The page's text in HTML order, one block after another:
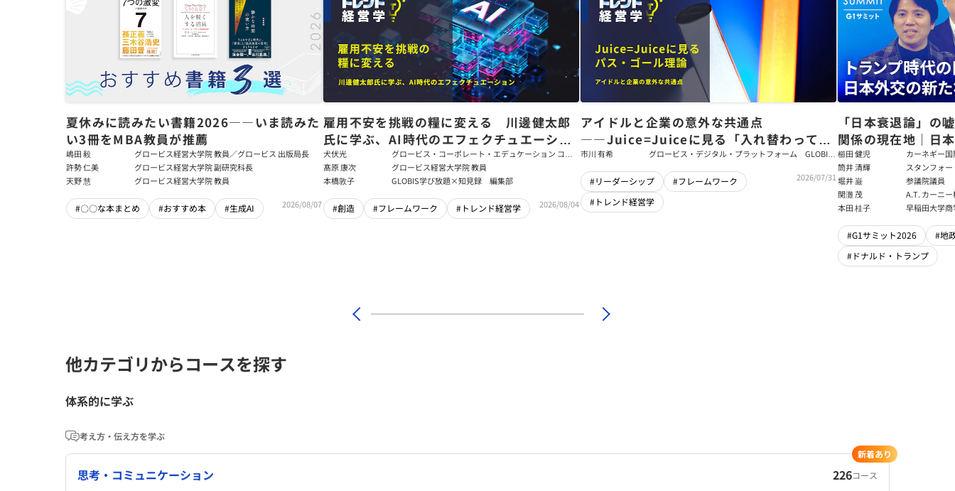
夏休みに読みたい書籍2026――いま読みた
い3冊をMBA教員が推薦
嶋田 毅
グロービス経営大学院 教員／グロービス 出版局長
許勢 仁美
グロービス経営大学院 副研究科長
天野 慧
グロービス経営大学院 教員
#〇〇な本まとめ #おすすめ本 #生成AI 2026/08/07
雇用不安を挑戦の糧に変える 川邊健太郎
氏に学ぶ、AI時代のエフェクチュエーショ
ン
犬伏光
グロービス・コーポレート・エデュケーション コー
ポレート・ソリューション・チーム コンサルタント
髙原 康次
グロービス経営大学院 教員
本橋敦子
GLOBIS学び放題×知見録 編集部
#創造 #フレームワーク #トレンド経営学 2026/08/04
アイドルと企業の意外な共通点
――Juice=Juiceに見る「入れ替わっても
強いチーム」をつくるパス・ゴール理論
市川 有希
グロービス・デジタル・プラットフォーム GLOBIS
#リーダーシップ
#フレームワーク
#トレンド経営学
2026/07/31
「日本衰退論」の
関係の現在地｜日
戦略【櫛田健児×
輝】
櫛田 健児
カーネギー
ラムディレ
筒井 清輝
スタンフォ
大学アジア
フェロー
堀井 巌
参議院議員
関灘 茂
A.T. カーニ
本法人会長
本田 桂子 早稲田大学
#G1サミット2026
#地
#ドナルド・トランプ
他カテゴリからコースを探す
体系的に学ぶ
考え方・伝え方を学ぶ
思考・コミュニケーション 226コース
新着あり